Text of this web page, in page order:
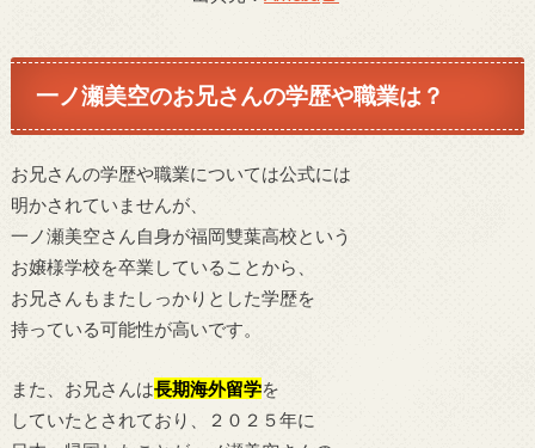
一ノ瀬美空のお兄さんの学歴や職業は？
お兄さんの学歴や職業については公式には
明かされていませんが、
一ノ瀬美空さん自身が福岡雙葉高校という
お嬢様学校を卒業していることから、
お兄さんもまたしっかりとした学歴を
持っている可能性が高いです。
また、お兄さんは長期海外留学を
していたとされており、２０２５年に